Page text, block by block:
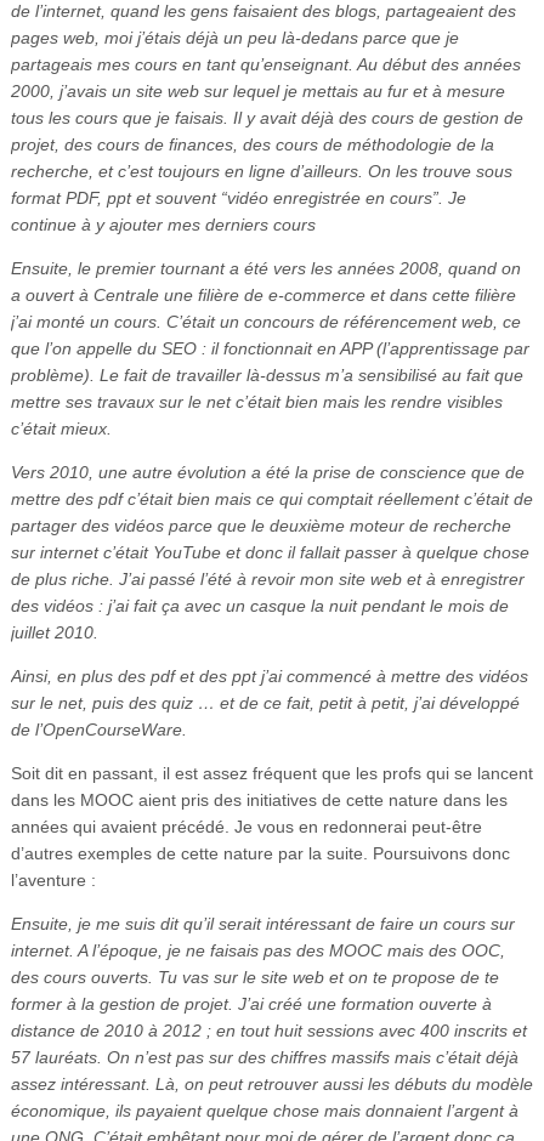
de l’internet, quand les gens faisaient des blogs, partageaient des
pages web, moi j’étais déjà un peu là-dedans parce que je
partageais mes cours en tant qu’enseignant. Au début des années
2000, j’avais un site web sur lequel je mettais au fur et à mesure
tous les cours que je faisais. Il y avait déjà des cours de gestion de
projet, des cours de finances, des cours de méthodologie de la
recherche, et c’est toujours en ligne d’ailleurs. On les trouve sous
format PDF, ppt et souvent “vidéo enregistrée en cours”. Je
continue à y ajouter mes derniers cours
Ensuite, le premier tournant a été vers les années 2008, quand on
a ouvert à Centrale une filière de e-commerce et dans cette filière
j’ai monté un cours. C’était un concours de référencement web, ce
que l’on appelle du SEO : il fonctionnait en APP (l’apprentissage par
problème). Le fait de travailler là-dessus m’a sensibilisé au fait que
mettre ses travaux sur le net c’était bien mais les rendre visibles
c’était mieux.
Vers 2010, une autre évolution a été la prise de conscience que de
mettre des pdf c’était bien mais ce qui comptait réellement c’était de
partager des vidéos parce que le deuxième moteur de recherche
sur internet c’était YouTube et donc il fallait passer à quelque chose
de plus riche. J’ai passé l’été à revoir mon site web et à enregistrer
des vidéos : j’ai fait ça avec un casque la nuit pendant le mois de
juillet 2010.
Ainsi, en plus des pdf et des ppt j’ai commencé à mettre des vidéos
sur le net, puis des quiz … et de ce fait, petit à petit, j’ai développé
de l’OpenCourseWare.
Soit dit en passant, il est assez fréquent que les profs qui se lancent
dans les MOOC aient pris des initiatives de cette nature dans les
années qui avaient précédé. Je vous en redonnerai peut-être
d’autres exemples de cette nature par la suite. Poursuivons donc
l’aventure :
Ensuite, je me suis dit qu’il serait intéressant de faire un cours sur
internet. A l’époque, je ne faisais pas des MOOC mais des OOC,
des cours ouverts. Tu vas sur le site web et on te propose de te
former à la gestion de projet. J’ai créé une formation ouverte à
distance de 2010 à 2012 ; en tout huit sessions avec 400 inscrits et
57 lauréats. On n’est pas sur des chiffres massifs mais c’était déjà
assez intéressant. Là, on peut retrouver aussi les débuts du modèle
économique, ils payaient quelque chose mais donnaient l’argent à